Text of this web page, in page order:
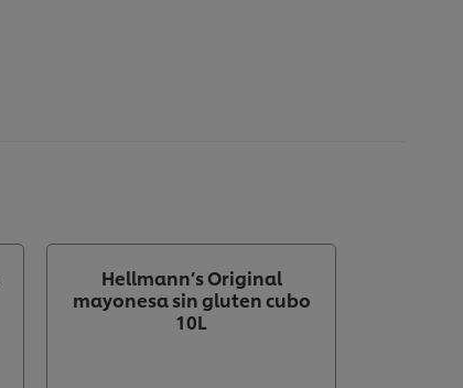
Hellmann’s Original
mayonesa sin gluten cubo
10L